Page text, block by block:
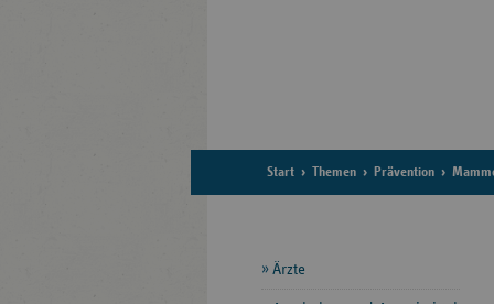
Start Themen Prävention
Seitennavigation
Ärzte